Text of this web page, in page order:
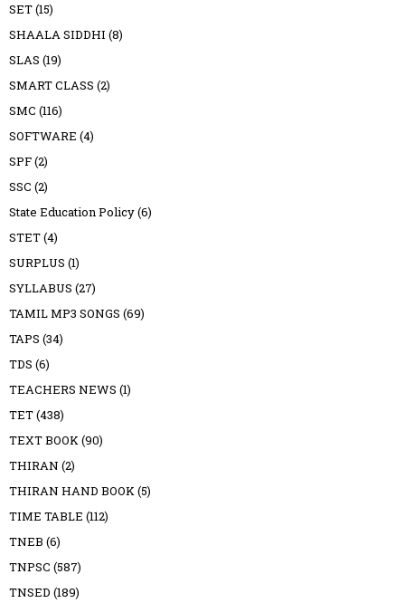
SET(15)
SHAALA SIDDHI (8)
SLAS (19)
SMART CLASS (2)
SMC (116)
SOFTWARE (4)
SPF(2)
SSC (2)
State Education Policy(6)
STET(4)
SURPLUS (1)
SYLLABUS (27)
TAMIL MP3 SONGS (69)
TAPS (34)
TDS (6)
TEACHERS NEWS (1)
TET(438)
TEXT BOOK(90)
THIRAN (2)
THIRAN HAND BOOK(5)
TIME TABLE (112)
TNEB (6)
TNPSC (587)
TNSED (189)